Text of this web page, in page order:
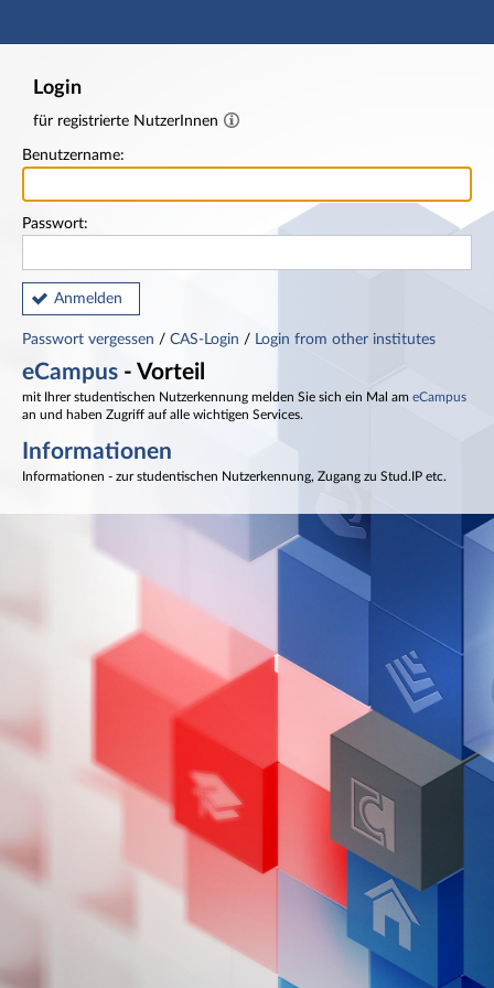
Hauptnavigation
Login
für registrierte NutzerInnen
Benutzername:
Passwort:
Anmelden
Passwort vergessen / CAS-Login / Login from other institutes
eCampus - Vorteil
mit Ihrer studentischen Nutzerkennung melden Sie sich ein Mal am eCampus
an und haben Zugriff auf alle wichtigen Services.
Informationen
Informationen - zur studentischen Nutzerkennung, Zugang zu Stud.IP etc.